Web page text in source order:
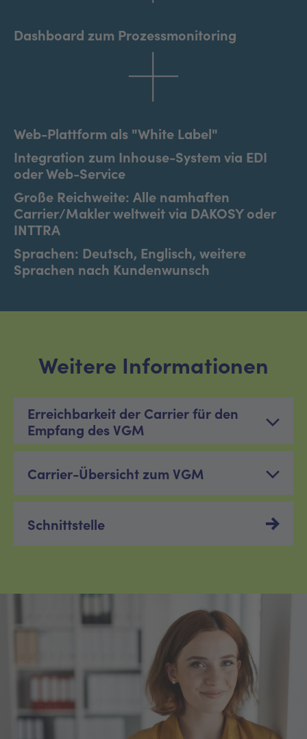
Dashboard zum Prozessmonitoring
Web-Plattform als "White Label"
Integration zum Inhouse-System via EDI
oder Web-Service
Große Reichweite: Alle namhaften
Carrier/Makler weltweit via DAKOSY oder
INTTRA
Sprachen: Deutsch, Englisch, weitere
Sprachen nach Kundenwunsch
Weitere Informationen
Erreichbarkeit der Carrier für den
Empfang des VGM
Carrier-Übersicht zum VGM
Schnittstelle